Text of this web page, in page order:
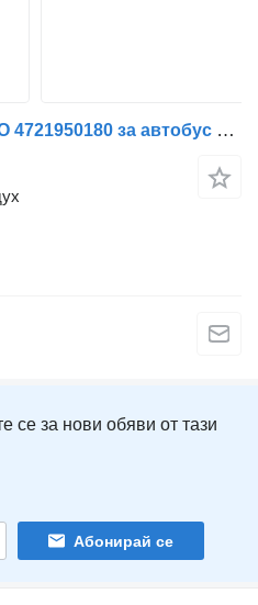
Клапан за въздух WABCO 4721950180 за автобус Volvo 8700
се за нови обяви от тази
Абонирай се